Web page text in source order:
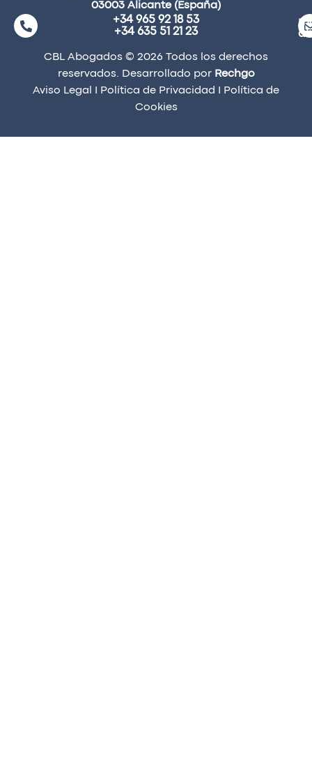
03003 Alicante (España)
+34 965 92 18 53
+34 635 51 21 23
CBL Abogados © 2026 Todos los derechos
reservados. Desarrollado por Rechgo
Aviso Legal
Política de Privacidad
Política de
Cookies